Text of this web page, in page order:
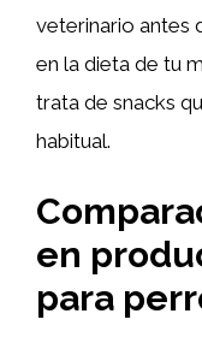
veterinario antes
en la dieta de tu
trata de snacks
habitual.
en
para